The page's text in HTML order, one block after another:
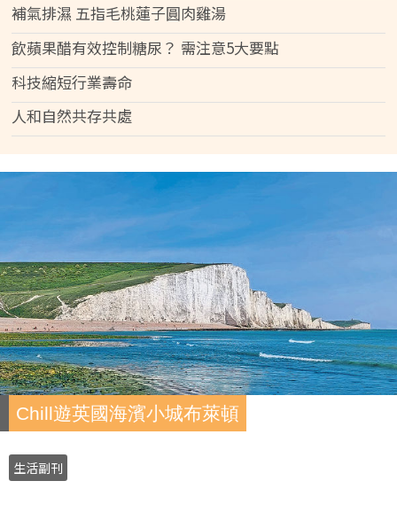
補氣排濕 五指毛桃蓮子圓肉雞湯
飲蘋果醋有效控制糖尿？ 需注意5大要點
科技縮短行業壽命
人和自然共存共處
Chill遊英國海濱小城布萊頓
生活副刊